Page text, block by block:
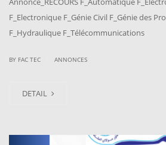
F_Electronique F_Génie Civil F_Génie des
F_Hydraulique F_Télécommunications
BY FAC TEC ANNONCES
DETAIL